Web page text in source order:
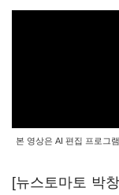
본 영상은 AI 편집 프로그
[뉴스토마토 박